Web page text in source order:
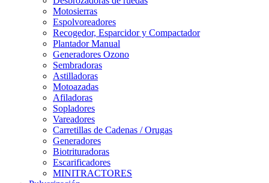
Motosierras
Espolvoreadores
Recogedor, Esparcidor y Compactador
Plantador Manual
Generadores Ozono
Sembradoras
Astilladoras
Motoazadas
Afiladoras
Sopladores
Vareadores
Carretillas de Cadenas / Orugas
Generadores
Biotrituradoras
Escarificadores
MINITRACTORES